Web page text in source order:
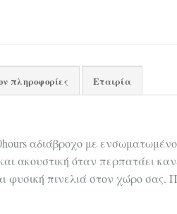
πληροφορίες Εταιρία
αδιάβροχο με
ακουστική όταν περπατάει
φυσική πινελιά στον χώρο σας.